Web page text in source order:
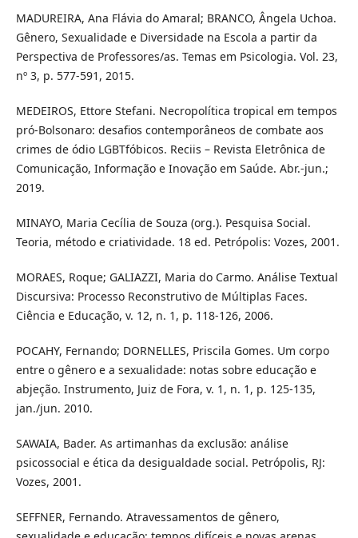
MADUREIRA, Ana Flávia do Amaral; BRANCO, Ângela Uchoa.
Gênero, Sexualidade e Diversidade na Escola a partir da
Perspectiva de Professores/as. Temas em Psicologia. Vol. 23,
nº 3, p. 577-591, 2015.
MEDEIROS, Ettore Stefani. Necropolítica tropical em tempos
pró-Bolsonaro: desafios contemporâneos de combate aos
crimes de ódio LGBTfóbicos. Reciis – Revista Eletrônica de
Comunicação, Informação e Inovação em Saúde. Abr.-jun.;
2019.
MINAYO, Maria Cecília de Souza (org.). Pesquisa Social.
Teoria, método e criatividade. 18 ed. Petrópolis: Vozes, 2001.
MORAES, Roque; GALIAZZI, Maria do Carmo. Análise Textual
Discursiva: Processo Reconstrutivo de Múltiplas Faces.
Ciência e Educação, v. 12, n. 1, p. 118-126, 2006.
POCAHY, Fernando; DORNELLES, Priscila Gomes. Um corpo
entre o gênero e a sexualidade: notas sobre educação e
abjeção. Instrumento, Juiz de Fora, v. 1, n. 1, p. 125-135,
jan./jun. 2010.
SAWAIA, Bader. As artimanhas da exclusão: análise
psicossocial e ética da desigualdade social. Petrópolis, RJ:
Vozes, 2001.
SEFFNER, Fernando. Atravessamentos de gênero,